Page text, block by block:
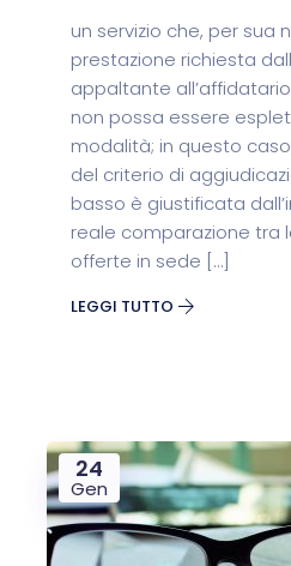
un servizio che, per sua
prestazione richiesta
appaltante
non possa essere
modalità; in questo
del criterio di
basso è giustificata
reale comparazione tra
offerte in sede […]
LEGGI TUTTO
24
Gen